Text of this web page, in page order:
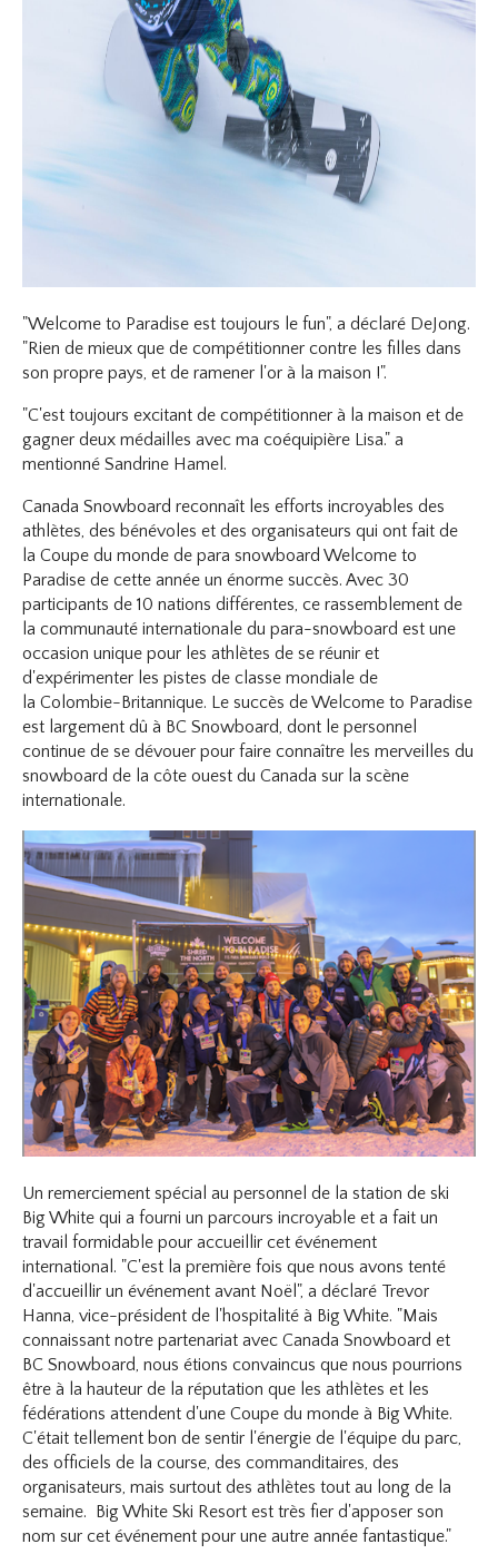
"Welcome to Paradise est toujours le fun", a déclaré DeJong.
"Rien de mieux que de compétitionner contre les filles dans
son propre pays, et de ramener l'or à la maison !".
"C'est toujours excitant de compétitionner à la maison et de
gagner deux médailles avec ma coéquipière Lisa." a
mentionné Sandrine Hamel.
Canada Snowboard reconnaît les efforts incroyables des
athlètes, des bénévoles et des organisateurs qui ont fait de
la Coupe du monde de para snowboard Welcome to
Paradise de cette année un énorme succès. Avec 30
participants de 10 nations différentes, ce rassemblement de
la communauté internationale du para-snowboard est une
occasion unique pour les athlètes de se réunir et
d'expérimenter les pistes de classe mondiale de
la Colombie-Britannique. Le succès de Welcome to Paradise
est largement dû à BC Snowboard, dont le personnel
continue de se dévouer pour faire connaître les merveilles du
snowboard de la côte ouest du Canada sur la scène
internationale.
Un remerciement spécial au personnel de la station de ski
Big White qui a fourni un parcours incroyable et a fait un
travail formidable pour accueillir cet événement
international. "C'est la première fois que nous avons tenté
d'accueillir un événement avant Noël", a déclaré Trevor
Hanna, vice-président de l'hospitalité à Big White. "Mais
connaissant notre partenariat avec Canada Snowboard et
BC Snowboard, nous étions convaincus que nous pourrions
être à la hauteur de la réputation que les athlètes et les
fédérations attendent d'une Coupe du monde à Big White.
C'était tellement bon de sentir l'énergie de l'équipe du parc,
des officiels de la course, des commanditaires, des
organisateurs, mais surtout des athlètes tout au long de la
semaine. Big White Ski Resort est très fier d'apposer son
nom sur cet événement pour une autre année fantastique."